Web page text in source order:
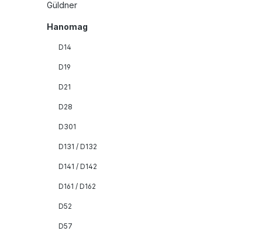
Güldner
Hanomag
D14
D19
D21
D28
D301
D131 / D132
D141 / D142
D161 / D162
D52
D57